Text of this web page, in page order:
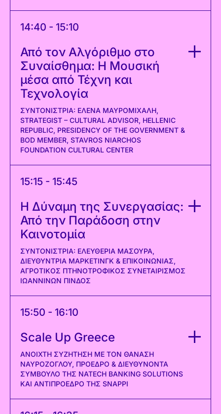
14:40 - 15:10
Από τον Αλγόριθμο στο
Συναίσθημα: Η Μουσική
μέσα από Τέχνη και
Τεχνολογία
ΣΥΝΤΟΝΙΣΤΡΙΑ: ΕΛΕΝΑ ΜΑΥΡΟΜΙΧΑΛΗ,
STRATEGIST – CULTURAL ADVISOR, HELLENIC
REPUBLIC, PRESIDENCY OF THE GOVERNMENT &
BOD MEMBER, STAVROS NIARCHOS
FOUNDATION CULTURAL CENTER
15:15 - 15:45
Η Δύναμη της Συνεργασίας:
Από την Παράδοση στην
Καινοτομία
ΣΥΝΤΟΝΊΣΤΡΙΑ: ΕΛΕΥΘΕΡΊΑ ΜΑΣΟΎΡΑ,
ΔΙΕΥΘΎΝΤΡΙΑ ΜΆΡΚΕΤΙΝΓΚ & ΕΠΙΚΟΙΝΩΝΊΑΣ,
ΑΓΡΟΤΙΚΌΣ ΠΤΗΝΟΤΡΟΦΙΚΌΣ ΣΥΝΕΤΑΙΡΙΣΜΌΣ
ΙΩΑΝΝΊΝΩΝ ΠΙΝΔΟΣ
15:50 - 16:10
Scale Up Greece
AΝΟΙΧΤΉ ΣΥΖΉΤΗΣΗ ΜΕ ΤΟΝ ΘΑΝΆΣΗ
ΝΑΥΡΌΖΟΓΛΟΥ, ΠΡΌΕΔΡΟ & ΔΙΕΥΘΎΝΟΝΤΑ
ΣΎΜΒΟΥΛΟ ΤΗΣ NATECH BANKING SOLUTIONS
ΚΑΙ ΑΝΤΙΠΡΌΕΔΡΟ ΤΗΣ SNAPPI